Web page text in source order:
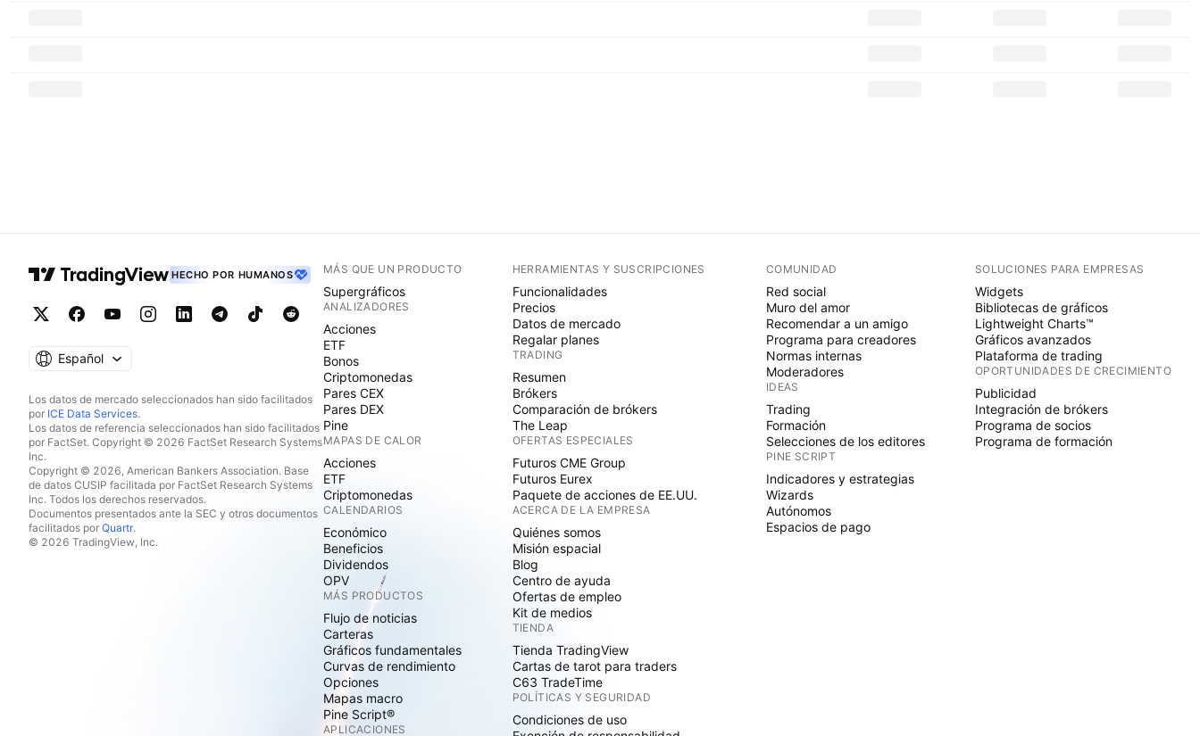
HECHO POR HUMANOS
Español
Los datos de mercado seleccionados han sido facilitados
por ICE Data Services.
Los datos de referencia seleccionados han sido facilitados
por FactSet. Copyright © 2026 FactSet Research Systems
Inc.
Copyright © 2026, American Bankers Association. Base
de datos CUSIP facilitada por FactSet Research Systems
Inc. Todos los derechos reservados.
Documentos presentados ante la SEC y otros documentos
facilitados por Quartr.
© 2026 TradingView, Inc.
MÁS QUE UN PRODUCTO
Supergráficos
ANALIZADORES
Acciones
ETF
Bonos
Criptomonedas
Pares CEX
Pares DEX
Pine
MAPAS DE CALOR
Acciones
ETF
Criptomonedas
CALENDARIOS
Económico
Beneficios
Dividendos
OPV
MÁS PRODUCTOS
Flujo de noticias
Carteras
Gráficos fundamentales
Curvas de rendimiento
Opciones
Mapas macro
Pine Script®
APLICACIONES
HERRAMIENTAS Y SUSCRIPCIONES
Funcionalidades
Precios
Datos de mercado
Regalar planes
TRADING
Resumen
Brókers
Comparación de brókers
The Leap
OFERTAS ESPECIALES
Futuros CME Group
Futuros Eurex
Paquete de acciones de EE.UU.
ACERCA DE LA EMPRESA
Quiénes somos
Misión espacial
Blog
Centro de ayuda
Ofertas de empleo
Kit de medios
TIENDA
Tienda TradingView
Cartas de tarot para traders
C63 TradeTime
POLÍTICAS Y SEGURIDAD
Condiciones de uso
COMUNIDAD
Red social
Muro del amor
Recomendar a un amigo
Programa para creadores
Normas internas
Moderadores
IDEAS
Trading
Formación
Selecciones de los editores
PINE SCRIPT
Indicadores y estrategias
Wizards
Autónomos
Espacios de pago
SOLUCIONES PARA EMPRESAS
Widgets
Bibliotecas de gráficos
Lightweight Charts™
Gráficos avanzados
Plataforma de trading
OPORTUNIDADES DE CRECIMIENTO
Publicidad
Integración de brókers
Programa de socios
Programa de formación